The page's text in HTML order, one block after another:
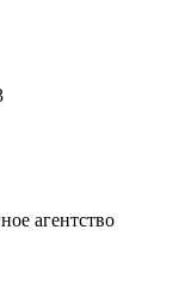
агентство